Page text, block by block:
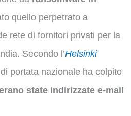
quello perpetrato a
rete di fornitori privati per la
Secondo l’Helsinki
portata nazionale ha colpito
state indirizzate e-mail